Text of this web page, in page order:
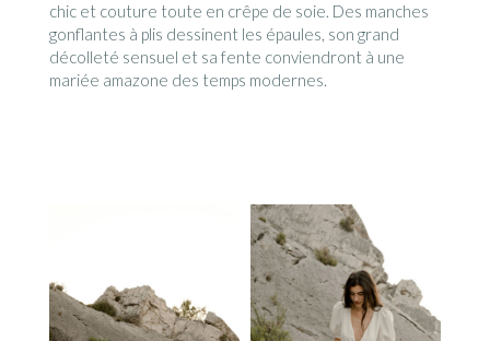
chic et couture toute en crêpe de soie. Des manches
gonflantes à plis dessinent les épaules, son grand
décolleté sensuel et sa fente conviendront à une
mariée amazone des temps modernes.